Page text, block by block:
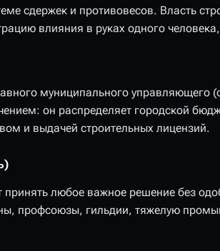
сдержек и противовесов. Власть
влияния в руках одного
муниципального управляющего
он распределяет городской
и выдачей строительных лицензий.
любое важное решение без
профсоюзы, гильдии, тяжелую